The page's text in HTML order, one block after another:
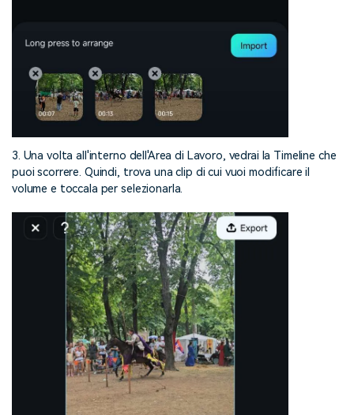
3. Una volta all'interno dell'Area di Lavoro, vedrai la Timeline che
puoi scorrere. Quindi, trova una clip di cui vuoi modificare il
volume e toccala per selezionarla.